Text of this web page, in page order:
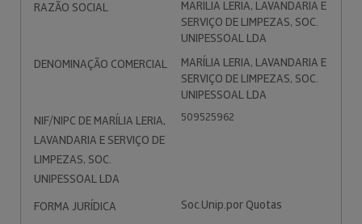
RAZÃO SOCIAL
MARÍLIA LERIA, LAVANDARIA E
SERVIÇO DE LIMPEZAS, SOC.
UNIPESSOAL LDA
DENOMINAÇÃO COMERCIAL
MARÍLIA LERIA, LAVANDARIA E
SERVIÇO DE LIMPEZAS, SOC.
UNIPESSOAL LDA
NIF/NIPC DE MARÍLIA LERIA,
LAVANDARIA E SERVIÇO DE
LIMPEZAS, SOC.
UNIPESSOAL LDA
509525962
FORMA JURÍDICA
Soc.Unip.por Quotas